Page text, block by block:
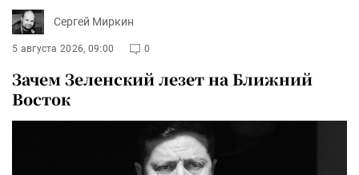
Сергей Миркин
5 августа 2026, 09:00 0
Зачем Зеленский лезет на Ближний
Восток